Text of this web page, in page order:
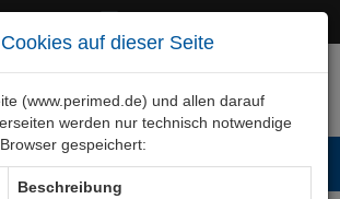
auf dieser Seite
(www.perimed.de) und allen darauf
werden nur technisch notwendige
gespeichert:
Beschreibung